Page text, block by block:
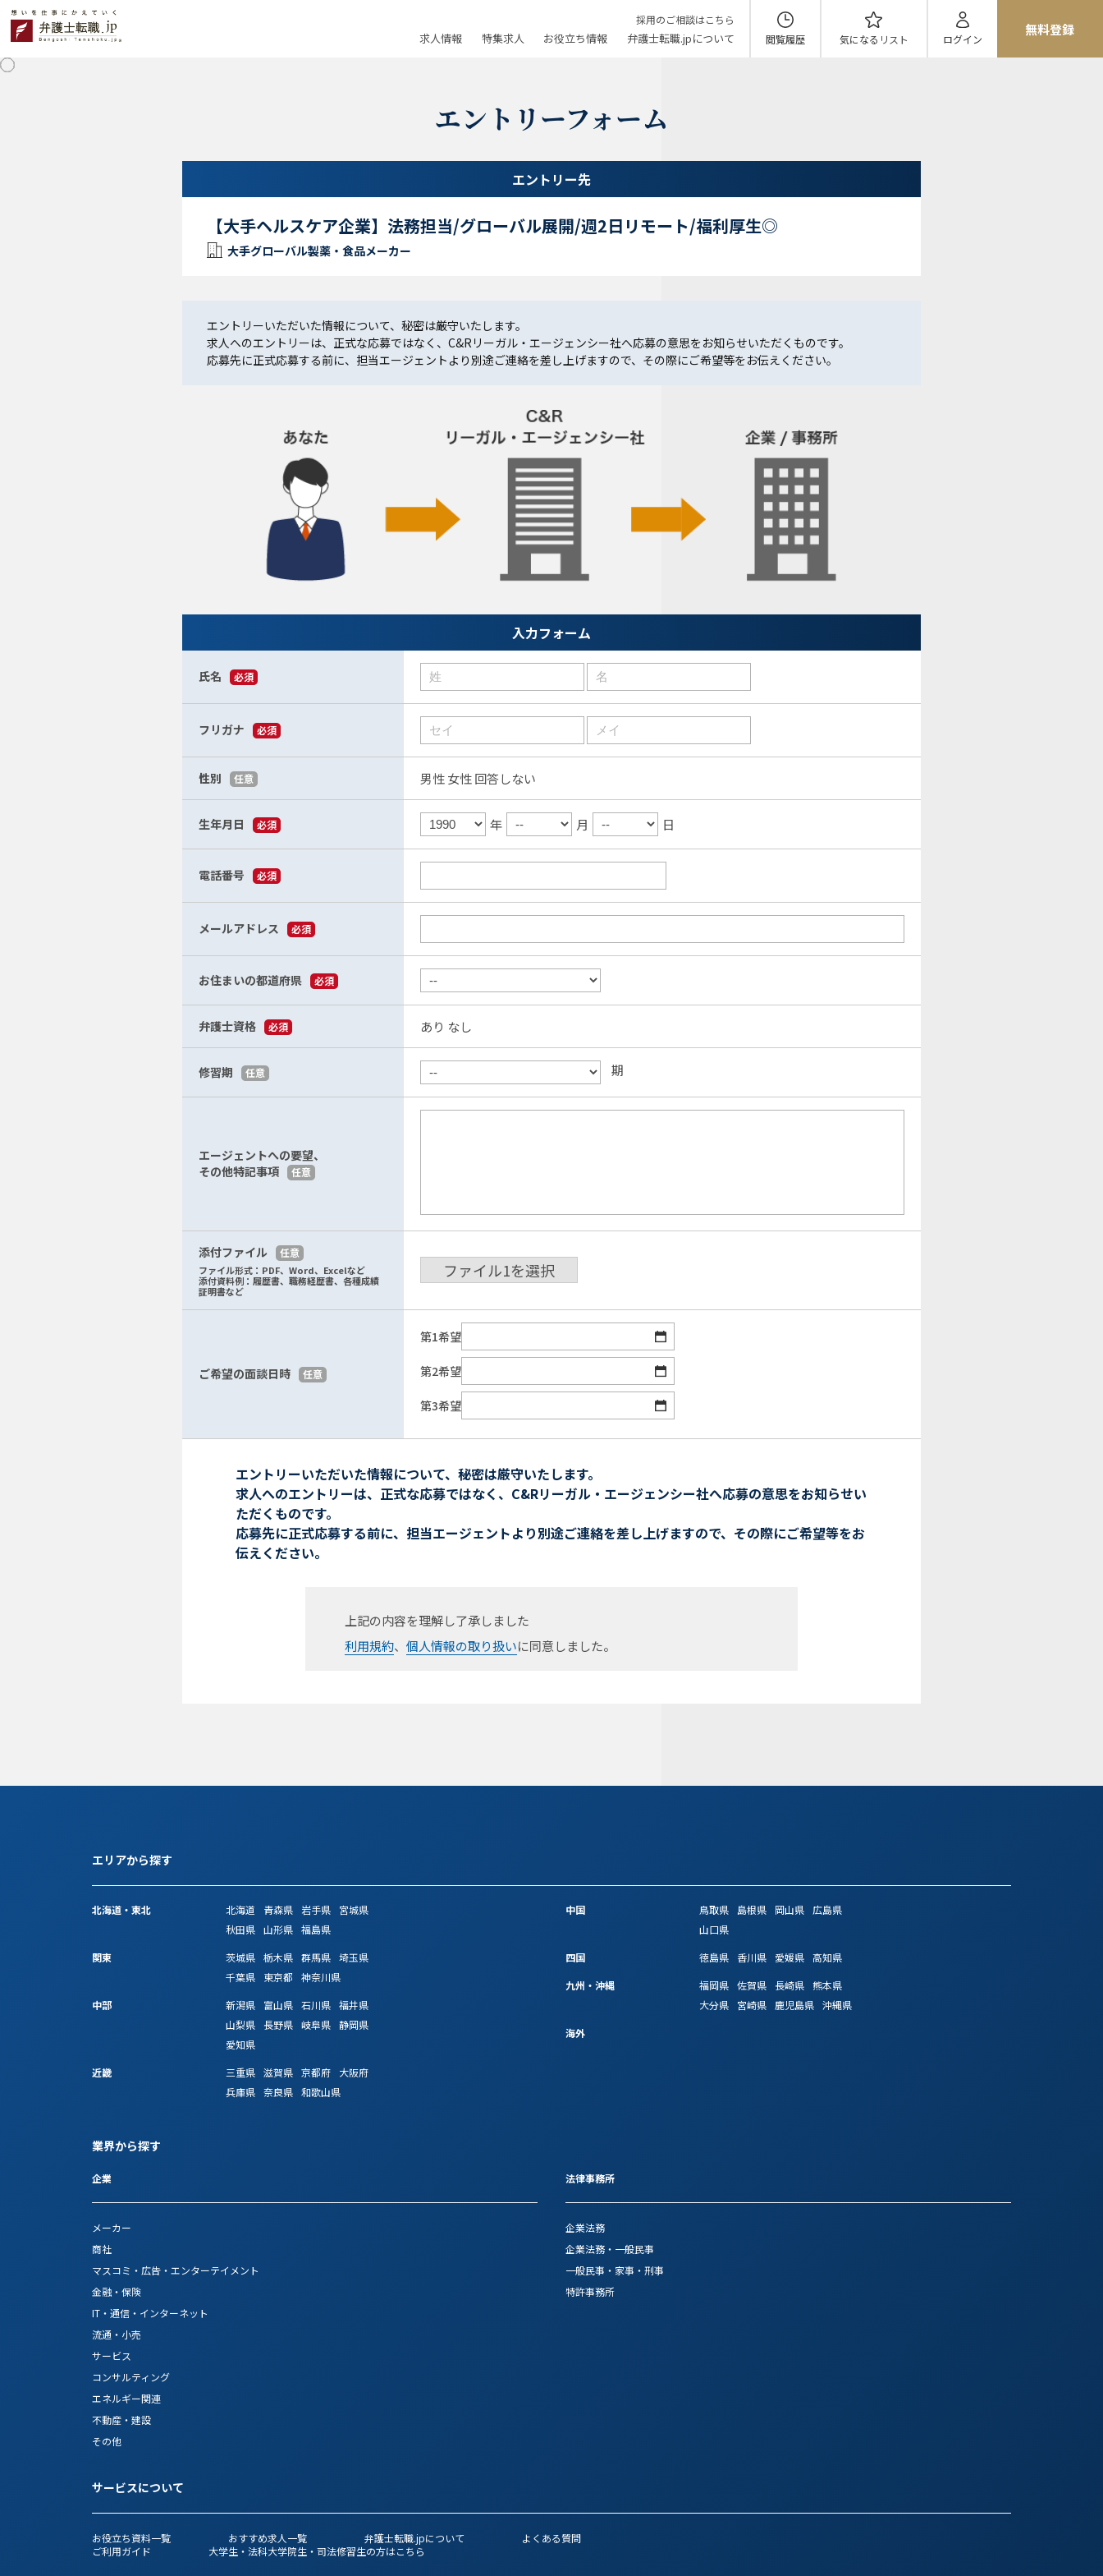
採用のご相談はこちら
求人情報 特集求人 お役立ち情報 弁護士転職.jpについて 閲覧履歴 気になる リスト ログイン
無料登録
エントリーフォーム
エントリー先
【大手ヘルスケア企業】法務担当/グローバル展開/週2日リモート/福利厚生◎
大手グローバル製薬・食品メーカー
エントリーいただいた情報について、秘密は厳守いたします。
求人へのエントリーは、正式な応募ではなく、C&Rリーガル・エージェンシー社へ応募の意思をお知らせいただくものです。
応募先に正式応募する前に、担当エージェントより別途ご連絡を差し上げますので、その際にご希望等をお伝えください。
入力フォーム
氏名 必須
フリガナ 必須
性別 任意 男性女性回答しない
生年月日 必須 年 月 日
電話番号 必須
メールアドレス 必須
お住まいの都道府県 必須
弁護士資格 必須 あり なし
修習期 任意 期
エージェントへの要望、
その他特記事項
任意
添付ファイル 任意
ファイル形式：PDF、Word、Excelなど
添付資料例：履歴書、職務経歴書、各種成績
証明書など
ファイル1を選択
ご希望の面談日時 任意
第1希望
第2希望
第3希望
エントリーいただいた情報について、秘密は厳守いたします。
求人へのエントリーは、正式な応募ではなく、C&Rリーガル・エージェンシー社へ応募の意思をお知らせい
ただくものです。
応募先に正式応募する前に、担当エージェントより別途ご連絡を差し上げますので、その際にご希望等をお
伝えください。
上記の内容を理解し了承しました
利用規約、 個人情報の取り扱いに同意しました。
エリアから探す
北海道・東北 北海道 青森県 岩手県
宮城県
秋田県 山形県 福島県
関東
茨城県 栃木県 群馬県 埼玉県
千葉県
東京都
神奈川県
中部
新潟県 富山県 石川県 福井県
山梨県
長野県 岐阜県 静岡県
愛知県
近畿
三重県 滋賀県 京都府
大阪府
兵庫県 奈良県 和歌山県
中国 鳥取県 島根県 岡山県
広島県
山口県
四国
徳島県 香川県 愛媛県
高知県
九州・沖縄
福岡県 佐賀県 長崎県
熊本県
大分県
宮崎県 鹿児島県
沖縄県
海外
業界から探す
企業
メーカー
商社
マスコミ・広告・エンターテイメント
金融・保険
IT・通信・インターネット
流通・小売
サービス
コンサルティング
エネルギー関連
不動産・建設
その他
法律事務所
企業法務
企業法務・一般民事
一般民事・家事・刑事
特許事務所
サービスについて
お役立ち資料一覧 おすすめ求人一覧 弁護士転職.jpについて
よくある質問
ご利用ガイド
大学生・法科大学院生・司法修習生の方はこちら